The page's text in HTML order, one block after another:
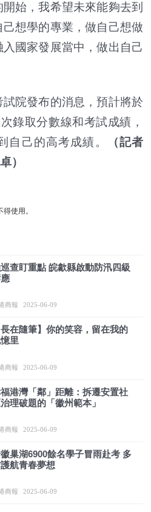
始，我希望未來能夠去到
想學的專業，做自己想做
國家發展當中，做出自己
院發布的消息，預計將於
錄取分數線和考試成績，
自己的高考成績。
（記者
）
使用。
盯重點 皖歙縣啟動防汛四級
商報 2025-06-09
長在隨筆】你的笑容，留在我的
里
商報 2025-06-09
港灣「鄰」距離：拆遷安置社
理破題的「徽州範本」
商報 2025-06-09
巢湖6900餘名學子冒雨赴考 多
航青春夢想
商報 2025-06-09